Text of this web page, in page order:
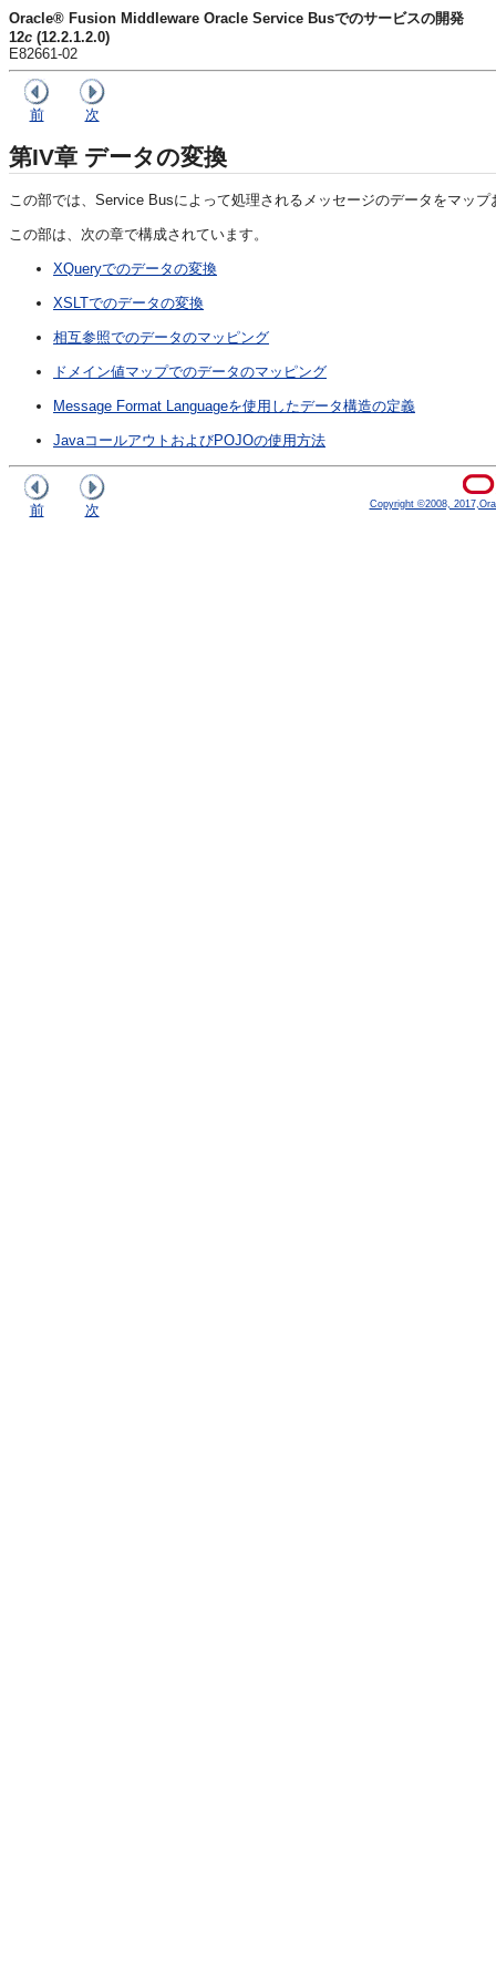
Oracle® Fusion Middleware Oracle Service Busでのサービスの開発
12c (12.2.1.2.0)
E82661-02
前 次
第IV章 データの変換
この部では、Service Busによって処理されるメッセージのデータをマッ
この部は、次の章で構成されています。
XQueryでのデータの変換
XSLTでのデータの変換
相互参照でのデータのマッピング
ドメイン値マップでのデータのマッピング
Message Format Languageを使用したデータ構造の定義
JavaコールアウトおよびPOJOの使用方法
前 次 Copyright ©2008,